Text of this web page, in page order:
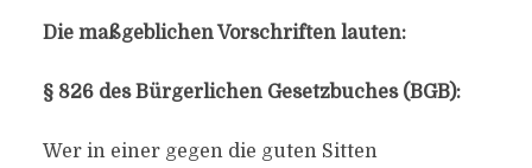
Die maßgeblichen Vorschriften lauten:
§ 826 des Bürgerlichen Gesetzbuches (BGB):
Wer in einer gegen die guten Sitten